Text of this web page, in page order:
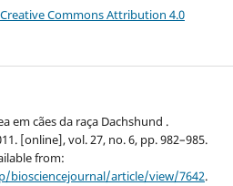
Creative Commons Attribution 4.0
em cães da raça Dachshund .
[online], vol. 27, no. 6, pp. 982–985.
from:
biosciencejournal/article/view/7642.